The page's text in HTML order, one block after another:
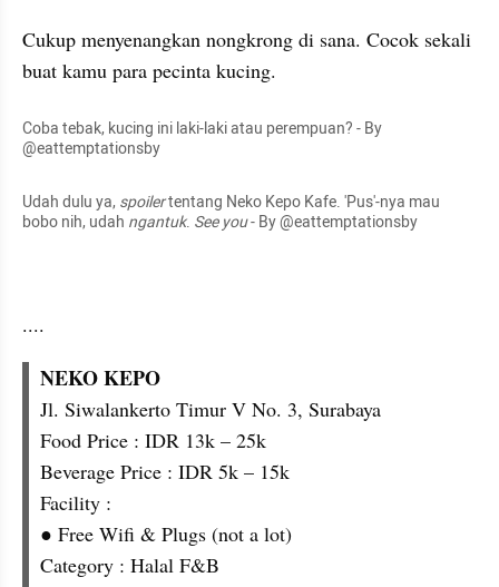
Cukup menyenangkan nongkrong di sana. Cocok sekali
buat kamu para pecinta kucing.
Coba tebak, kucing ini laki-laki atau perempuan? - By
@eattemptationsby
Udah dulu ya, spoiler tentang Neko Kepo Kafe. 'Pus'-nya mau
bobo nih, udah ngantuk. See you - By @eattemptationsby
....
Jl. Siwalankerto Timur V No. 3, Surabaya
Food Price : IDR 13k – 25k
Beverage Price : IDR 5k – 15k
Facility :
● Free Wifi & Plugs (not a lot)
Category : Halal F&B